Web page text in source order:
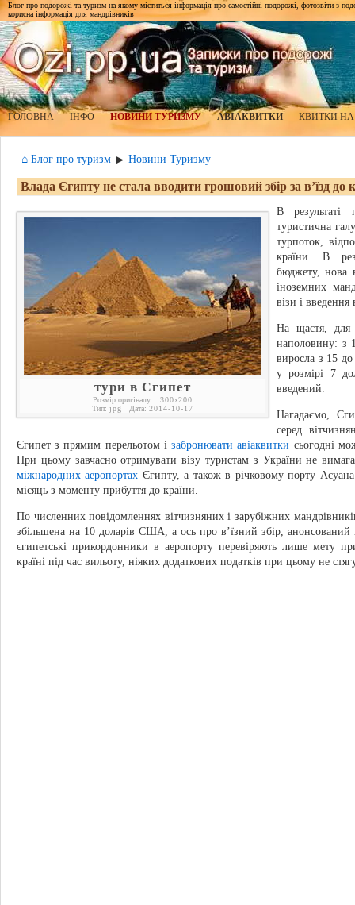
Блог про подорожі та туризм на якому міститься інформація про самостійні подорожі, фотозвіти з
корисна інформація для мандрівників
ГОЛОВНА ІНФО НОВИНИ ТУРИЗМУ АВІАКВИТКИ КВИТКИ
⌂ Блог про туризм ▶ Новини Туризму
Влада Єгипту не стала вводити грошовий збір за в’їзд до
тури в Єгипет
Розмір оригіналу: 300x200
Тип: jpg Дата: 2014-10-17
В результаті
туристична
турпоток,
країни. В
бюджету, нова
іноземних
візи і введення
На щастя, для
наполовину: з
виросла з 15 до
у розмірі 7
введений.
Нагадаємо,
серед
Єгипет з прямим перельотом ізабронювати авіаквитки сьогодні
При цьому завчасно отримувати візу туристам з України не
міжнародних аеропортах Єгипту, а також в річковому порту
місяць з моменту прибуття до країни.
По численних повідомленнях вітчизняних і зарубіжних
збільшена на 10 доларів США, а ось про в’їзний збір, анонсований
єгипетські прикордонники в аеропорту перевіряють лише мету
країні під час вильоту, ніяких додаткових податків при цьому не